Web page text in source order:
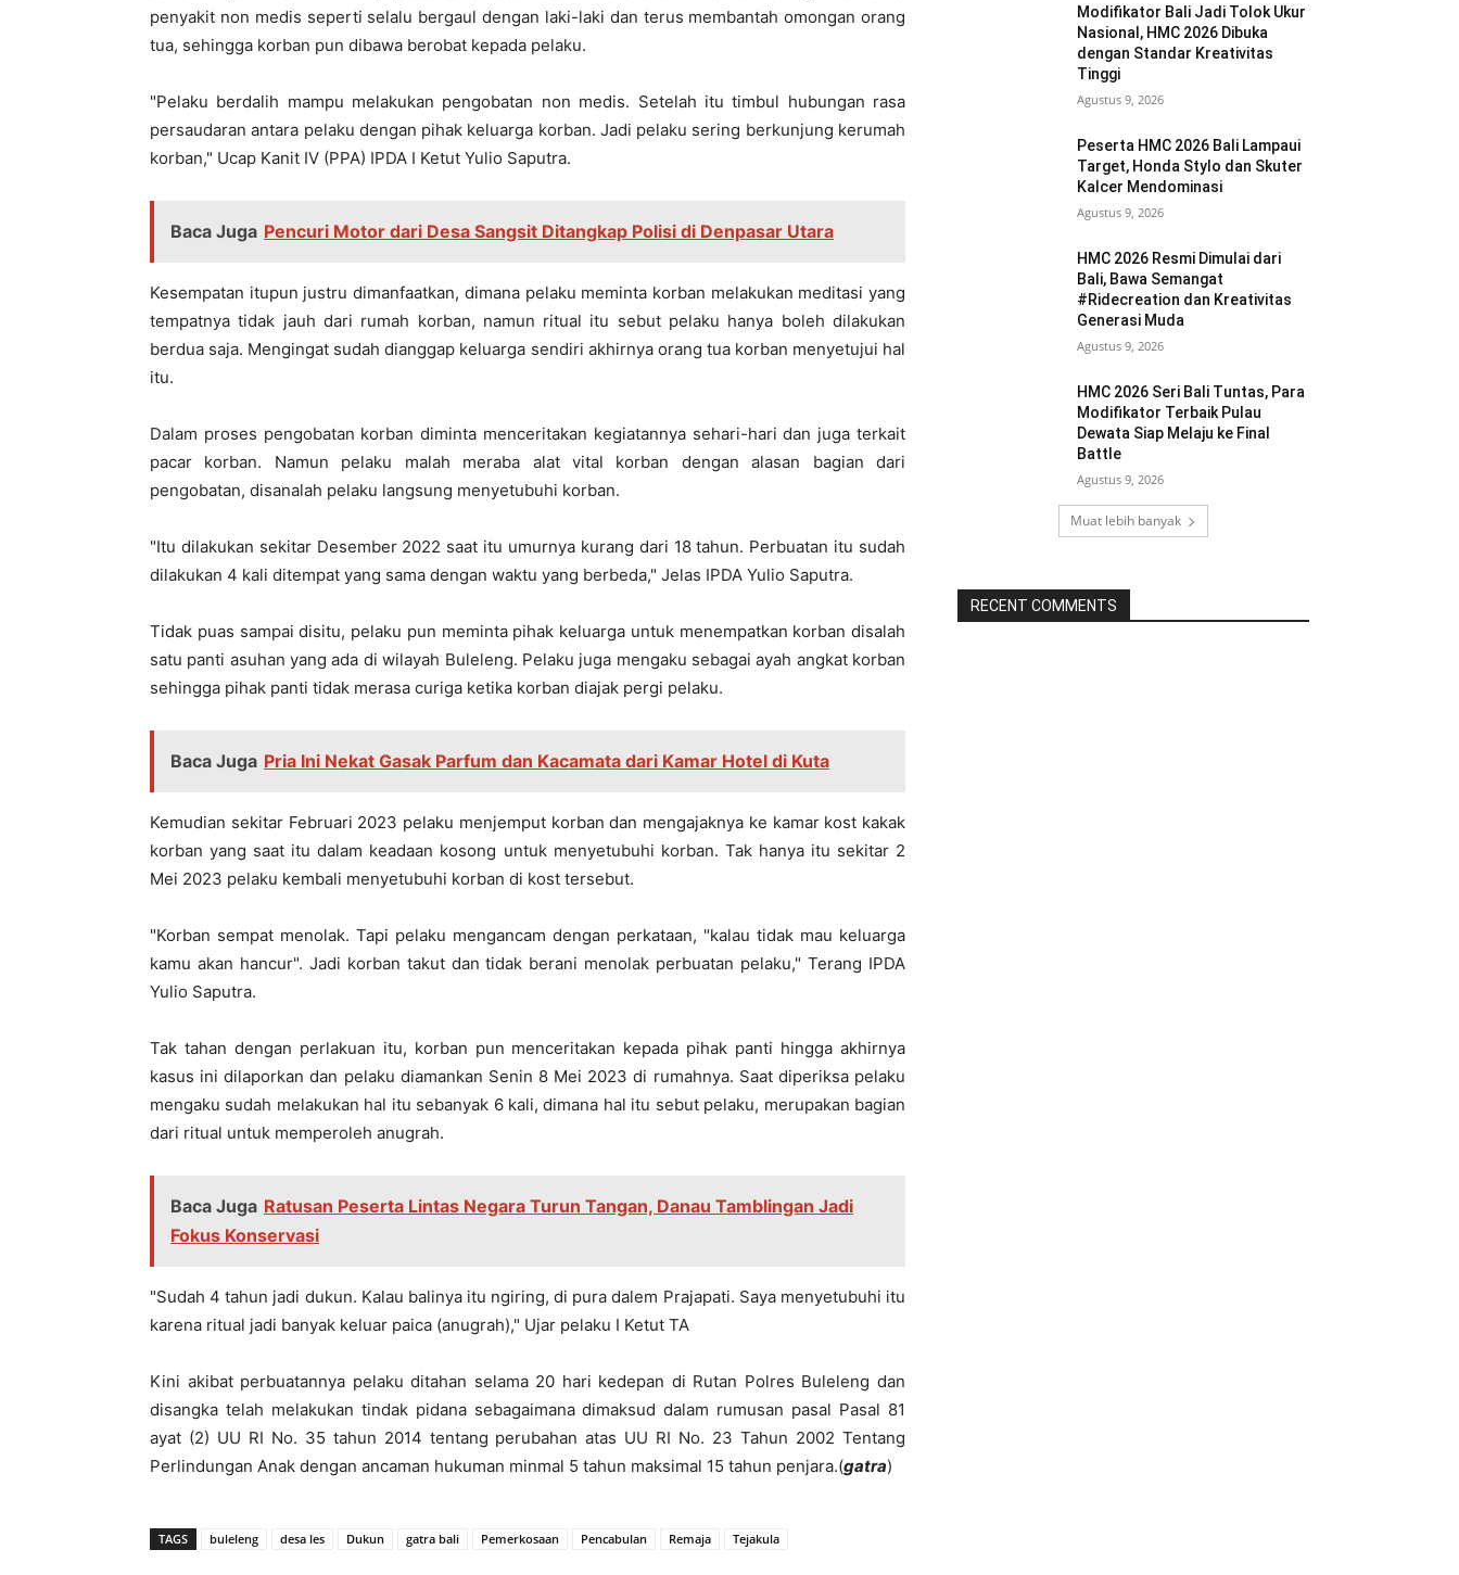
penyakit non medis seperti selalu bergaul dengan laki-laki dan terus membantah omongan orang
tua, sehingga korban pun dibawa berobat kepada pelaku.
"Pelaku berdalih mampu melakukan pengobatan non medis. Setelah itu timbul hubungan rasa
persaudaran antara pelaku dengan pihak keluarga korban. Jadi pelaku sering berkunjung kerumah
korban," Ucap Kanit IV (PPA) IPDA I Ketut Yulio Saputra.
Baca Juga Pencuri Motor dari Desa Sangsit Ditangkap Polisi di Denpasar Utara
Kesempatan itupun justru dimanfaatkan, dimana pelaku meminta korban melakukan meditasi yang
tempatnya tidak jauh dari rumah korban, namun ritual itu sebut pelaku hanya boleh dilakukan
berdua saja. Mengingat sudah dianggap keluarga sendiri akhirnya orang tua korban menyetujui hal
itu.
Dalam proses pengobatan korban diminta menceritakan kegiatannya sehari-hari dan juga terkait
pacar korban. Namun pelaku malah meraba alat vital korban dengan alasan bagian dari
pengobatan, disanalah pelaku langsung menyetubuhi korban.
"Itu dilakukan sekitar Desember 2022 saat itu umurnya kurang dari 18 tahun. Perbuatan itu sudah
dilakukan 4 kali ditempat yang sama dengan waktu yang berbeda," Jelas IPDA Yulio Saputra.
Tidak puas sampai disitu, pelaku pun meminta pihak keluarga untuk menempatkan korban disalah
satu panti asuhan yang ada di wilayah Buleleng. Pelaku juga mengaku sebagai ayah angkat korban
sehingga pihak panti tidak merasa curiga ketika korban diajak pergi pelaku.
Baca Juga Pria Ini Nekat Gasak Parfum dan Kacamata dari Kamar Hotel di Kuta
Kemudian sekitar Februari 2023 pelaku menjemput korban dan mengajaknya ke kamar kost kakak
korban yang saat itu dalam keadaan kosong untuk menyetubuhi korban. Tak hanya itu sekitar 2
Mei 2023 pelaku kembali menyetubuhi korban di kost tersebut.
"Korban sempat menolak. Tapi pelaku mengancam dengan perkataan, "kalau tidak mau keluarga
kamu akan hancur". Jadi korban takut dan tidak berani menolak perbuatan pelaku," Terang IPDA
Yulio Saputra.
Tak tahan dengan perlakuan itu, korban pun menceritakan kepada pihak panti hingga akhirnya
kasus ini dilaporkan dan pelaku diamankan Senin 8 Mei 2023 di rumahnya. Saat diperiksa pelaku
mengaku sudah melakukan hal itu sebanyak 6 kali, dimana hal itu sebut pelaku, merupakan bagian
dari ritual untuk memperoleh anugrah.
Baca Juga Ratusan Peserta Lintas Negara Turun Tangan, Danau Tamblingan Jadi
Fokus Konservasi
"Sudah 4 tahun jadi dukun. Kalau balinya itu ngiring, di pura dalem Prajapati. Saya menyetubuhi itu
karena ritual jadi banyak keluar paica (anugrah)," Ujar pelaku I Ketut TA
Kini akibat perbuatannya pelaku ditahan selama 20 hari kedepan di Rutan Polres Buleleng dan
disangka telah melakukan tindak pidana sebagaimana dimaksud dalam rumusan pasal Pasal 81
ayat (2) UU RI No. 35 tahun 2014 tentang perubahan atas UU RI No. 23 Tahun 2002 Tentang
Perlindungan Anak dengan ancaman hukuman minmal 5 tahun maksimal 15 tahun penjara.(gatra)
TAGS buleleng desa les Dukun gatra bali Pemerkosaan Pencabulan Remaja Tejakula
Modifikator Bali Jadi Tolok Ukur
Nasional, HMC 2026 Dibuka
dengan Standar Kreativitas
Tinggi
Agustus 9, 2026
Peserta HMC 2026 Bali Lampaui
Target, Honda Stylo dan Skuter
Kalcer Mendominasi
Agustus 9, 2026
HMC 2026 Resmi Dimulai dari
Bali, Bawa Semangat
#Ridecreation dan Kreativitas
Generasi Muda
Agustus 9, 2026
HMC 2026 Seri Bali Tuntas, Para
Modifikator Terbaik Pulau
Dewata Siap Melaju ke Final
Battle
Agustus 9, 2026
Muat lebih banyak
RECENT COMMENTS